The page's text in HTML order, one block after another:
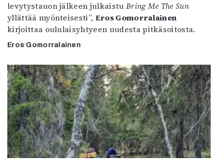
levytystauon jälkeen julkaistu Bring Me The Sun
yllättää myönteisesti”, Eros Gomorralainen
kirjoittaa oululaisyhtyeen uudesta pitkäsoitosta.
Eros Gomorralainen